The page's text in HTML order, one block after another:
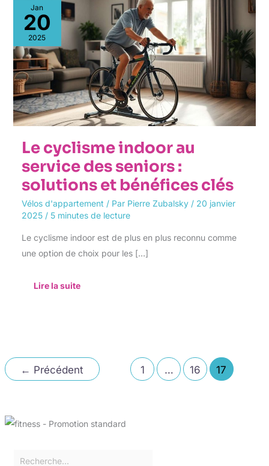
Jan
20
2025
Le cyclisme indoor au
service des seniors :
solutions et bénéfices clés
Vélos d'appartement / Par Pierre Zubalsky / 20 janvier
2025 / 5 minutes de lecture
Le cyclisme indoor est de plus en plus reconnu comme
une option de choix pour les […]
Le
cyclisme
indoor
au
service
des
seniors
:
solutions
et
bénéfices
clés
Lire la suite
← Précédent 1 … 16 17